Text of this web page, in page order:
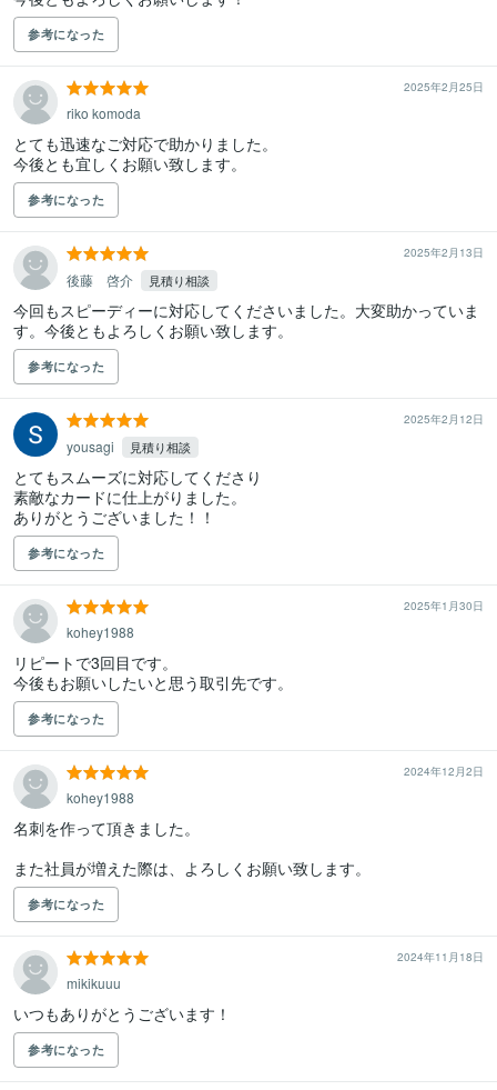
参考になった
2025年2月25日
riko komoda
とても迅速なご対応で助かりました。
今後とも宜しくお願い致します。
参考になった
2025年2月13日
後藤 啓介 見積り相談
今回もスピーディーに対応してくださいました。大変助かっていま
す。今後ともよろしくお願い致します。
参考になった
2025年2月12日
yousagi 見積り相談
とてもスムーズに対応してくださり
素敵なカードに仕上がりました。
ありがとうございました！！
参考になった
2025年1月30日
kohey1988
リピートで3回目です。
今後もお願いしたいと思う取引先です。
参考になった
2024年12月2日
kohey1988
名刺を作って頂きました。
また社員が増えた際は、よろしくお願い致します。
参考になった
2024年11月18日
mikikuuu
いつもありがとうございます！
参考になった